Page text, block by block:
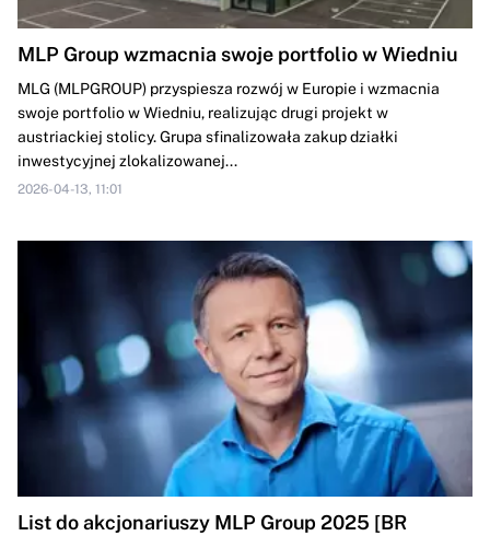
MLP Group wzmacnia swoje portfolio w Wiedniu
MLG (MLPGROUP) przyspiesza rozwój w Europie i wzmacnia
swoje portfolio w Wiedniu, realizując drugi projekt w
austriackiej stolicy. Grupa sfinalizowała zakup działki
inwestycyjnej zlokalizowanej...
2026-04-13, 11:01
List do akcjonariuszy MLP Group 2025 [BR